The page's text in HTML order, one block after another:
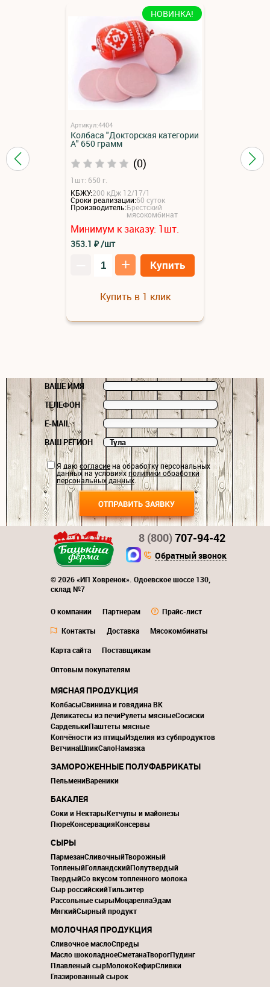
НОВИНКА!
Артикул:4404
Колбаса "Докторская категории
А" 650 грамм
(0)
1шт: 650 г.
КБЖУ:200 кДж 12/17/1
Сроки реализации:60 суток
Производитель:Брестский
мясокомбинат
Минимум к заказу: 1шт.
353.1 ₽/шт
+ Купить
Купить в 1 клик
ВАШЕ ИМЯ
ТЕЛЕФОН
E-MAIL
ВАШ РЕГИОН
Я даюсогласиена обработку персональных
данных на условияхполитики обработки
персональных данных.
© 2026 «ИП Ховренок». Одоевское шоссе 130,
склад №7
О компании Партнерам
Прайс-лист
Контакты
Доставка
Мясокомбинаты
Карта сайта
Поставщикам
Оптовым покупателям
8 (800)707-94-42
Обратный звонок
МЯСНАЯ ПРОДУКЦИЯ
КолбасыСвинина и говядина ВК
Деликатесы из печиРулеты мясныеСосиски
СарделькиПаштеты мясные
Копчёности из птицыИзделия из субпродуктов
ВетчинаШпикСалоНамазка
ЗАМОРОЖЕННЫЕ ПОЛУФАБРИКАТЫ
ПельмениВареники
БАКАЛЕЯ
Соки и НектарыКетчупы и майонезы
ПюреКонсервацияКонсервы
СЫРЫ
ПармезанСливочныйТворожный
ТопленыйГолландскийПолутвердый
ТвердыйСо вкусом топленного молока
Сыр российскийТильзитер
Рассольные сырыМоцареллаЭдам
МягкийСырный продукт
МОЛОЧНАЯ ПРОДУКЦИЯ
Сливочное маслоСпреды
Масло шоколадноеСметанаТворогПудинг
Плавленый сырМолокоКефирСливки
Глазированный сырок